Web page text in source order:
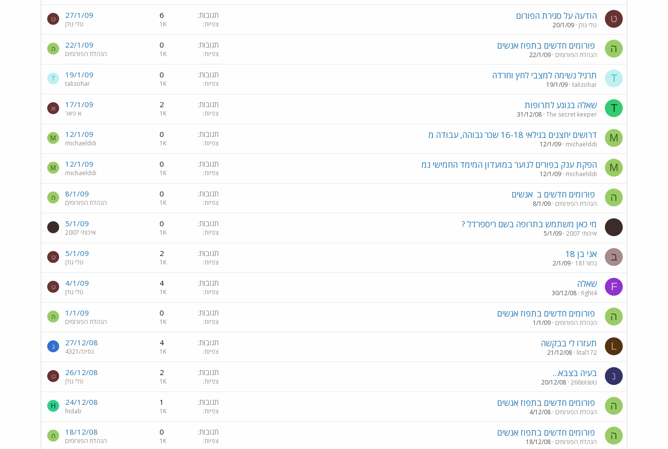
ט הודעה על סגירת הפורום
טלי גולן 20/1/09
תגובות 6
צפיות 1K
27/1/09
טלי גולן
ט
ה פורומים חדשים בתפוז אנשים
הנהלת הפורומים 22/1/09
תגובות 0
צפיות 1K
22/1/09
הנהלת הפורומים
ה
T תרגיל נשימה למצבי לחץ וחרדה
talizohar
19/1/09
תגובות 0
צפיות 1K
19/1/09
talizohar
T
T שאלה בנוגע לתרופות
The secret keeper
31/12/08
תגובות 2
צפיות 1K
17/1/09
א פאר
א
M דרושים יחצנים בגילאי 16-18 שכר גבוהה, עבודה מ
michaelddi
12/1/09
תגובות 0
צפיות 1K
12/1/09
michaelddi
M
M הפקת ענק בפורים לנוער במועדון המימד החמישי נמ
michaelddi
12/1/09
תגובות 0
צפיות 1K
12/1/09
michaelddi
M
ה פורומים חדשים ב אנשים
הנהלת הפורומים 8/1/09
תגובות 0
צפיות 1K
8/1/09
הנהלת הפורומים
ה
מי כאן משתמש בתרופה בשם ריספרדל ?
‏איכותי 2007 5/1/09
תגובות 0
צפיות 1K
5/1/09
‏איכותי 2007
ב אני בן 18
בחור181 2/1/09
תגובות 2
צפיות 1K
5/1/09
טלי גולן
ט
F שאלה
fight4
30/12/08
תגובות 4
צפיות 1K
4/1/09
טלי גולן
ט
ה פורומים חדשים בתפוז אנשים
הנהלת הפורומים 1/1/09
תגובות 0
צפיות 1K
1/1/09
הנהלת הפורומים
ה
L תעזרו לי בבקשה
lital172
21/12/08
תגובות 4
צפיות 1K
27/12/08
נסיכה4321
נ
נ בעיה בצבא...
נושנוש266 20/12/08
תגובות 2
צפיות 1K
26/12/08
טלי גולן
ט
ה פורומים חדשים בתפוז אנשים
הנהלת הפורומים 4/12/08
תגובות 1
צפיות 1K
24/12/08
hidab
H
ה פורומים חדשים בתפוז אנשים
הנהלת הפורומים 18/12/08
תגובות 0
צפיות 1K
18/12/08
הנהלת הפורומים
ה